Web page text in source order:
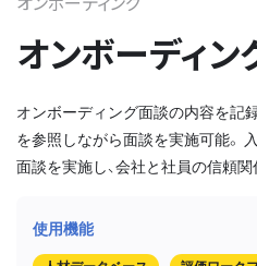
オンボーディ
オンボーディング面談の内容を記
を参照しながら面談を実施可能。
面談を実施し、会社と社員の信頼関